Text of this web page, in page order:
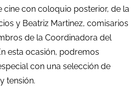
cine con coloquio posterior, de la
y Beatriz Martinez, comisarios
de la Coordinadora del
esta ocasión, podremos
con una selección de
tensión.